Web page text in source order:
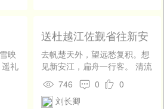
轻盈相倚。
映
礼
送杜越江佐觐省往新安
江
去帆楚天外，望远愁复积。想
见新安江，扁舟一行客。 清流
数千丈，底下看白石。色混元
气深，波连洞庭碧。 鸣桹去未
已，前路行可觌。猿鸟悲啾
746 0
0
刘长卿